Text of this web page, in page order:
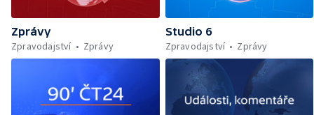
Zprávy
Zpravodajství
Zprávy
Studio 6
Zpravodajství
Zprávy